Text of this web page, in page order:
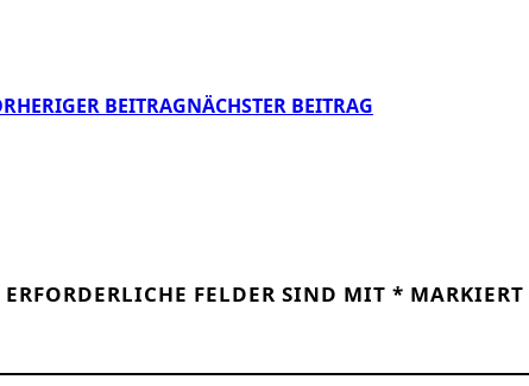
BEITRAG NÄCHSTER BEITRAG
ERFORDERLICHE FELDER SIND MIT * MARKIERT